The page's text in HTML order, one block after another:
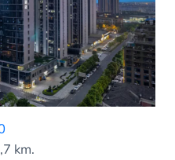
km.